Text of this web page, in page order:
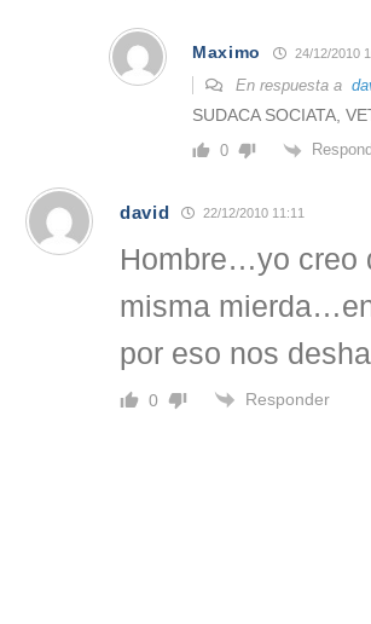
Maximo 24/12/2010
En respuesta a
SUDACA SOCIATA,
0
david 22/12/2010 11:11
Hombre…yo creo
misma
por eso nos
0 Responder